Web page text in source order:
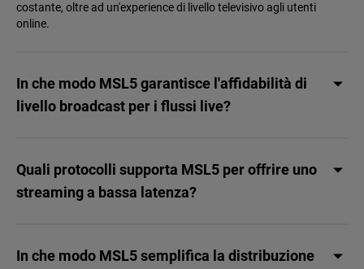
costante, oltre ad un'experience di livello televisivo agli utenti
online.
In che modo MSL5 garantisce l'affidabilità di
livello broadcast per i flussi live?
Quali protocolli supporta MSL5 per offrire uno
streaming a bassa latenza?
In che modo MSL5 semplifica la distribuzione